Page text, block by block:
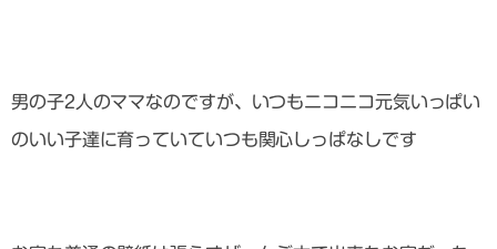
男の子2人のママなのですが、いつもニコニコ元気いっぱい
のいい子達に育っていていつも関心しっぱなしです